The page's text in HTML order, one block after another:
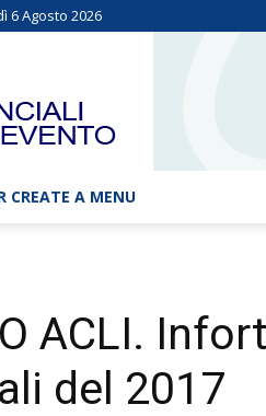
6 Agosto 2026
CREATE A MENU
ACLI.
del 2017